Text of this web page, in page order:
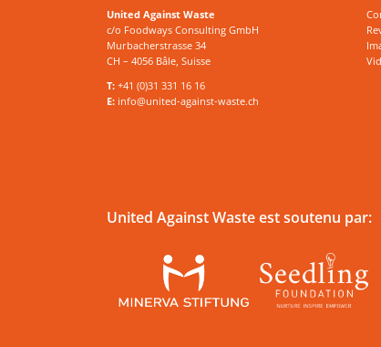
United Against Waste
c/o Foodways Consulting GmbH
Murbacherstrasse 34
CH – 4056 Bâle, Suisse
T: +41 (0)31 331 16 16
E: info@united-against-waste.ch
United Against Waste est soutenu par: